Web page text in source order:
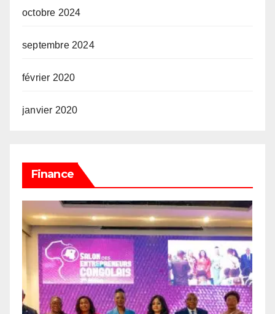
octobre 2024
septembre 2024
février 2020
janvier 2020
Finance